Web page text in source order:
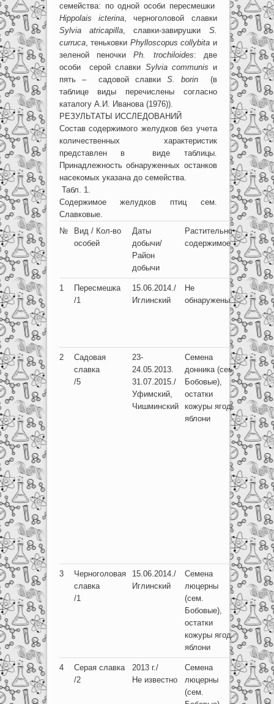
семейства: по одной особи пересмешки
Hippolais icterina , черноголовой славки
Sylvia atricapilla , славки-завирушки S.
curruca, теньковки Phylloscopus collybita и
зеленой пеночкиPh. trochiloides: две
особи
серой славки Sylvia communis и
пять –
садовой славки S. borin
(в
таблице виды перечислены согласно
каталогу А.И. Иванова (1976)).
РЕЗУЛЬТАТЫ ИССЛЕДОВАНИЙ
Состав содержимого желудков без учета
количественных характеристик
представлен в виде таблицы.
Принадлежность обнаруженных останков
насекомых указана до семейства.
Табл. 1.
Содержимое желудков птиц сем.
Славковые.
№
Вид / Кол-во
особей
Даты
добычи/
Район
добычи
Растительное
содержимое
1
Пересмешка
/1
15.06.2014./
Иглинский
Не
обнаружены
Отр.
(сем.
2
Садовая
славка
/5
23-
24.05.2013.
31.07.2015./
Уфимский,
Чишминский
Семена
донника (сем.
Бобовые),
остатки
кожуры ягод/
яблони
Отр.
(сем.
коровки
отр.
(сем.
отр.
(сем.
3
Черноголовая
славка
/1
15.06.2014./
Иглинский
Семена
люцерны
(сем.
Бобовые),
остатки
кожуры ягод/
яблони
Отр.
4
Серая славка
/2
2013 г./
Не известно
Семена
люцерны
(сем.
Отр.
(сем.